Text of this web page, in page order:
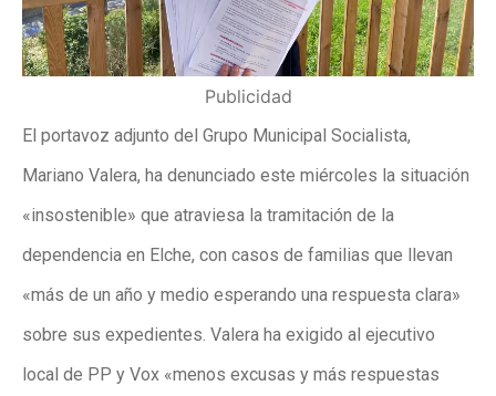
Publicidad
El portavoz adjunto del Grupo Municipal Socialista,
Mariano Valera, ha denunciado este miércoles la situación
«insostenible» que atraviesa la tramitación de la
dependencia en Elche, con casos de familias que llevan
«más de un año y medio esperando una respuesta clara»
sobre sus expedientes. Valera ha exigido al ejecutivo
local de PP y Vox «menos excusas y más respuestas